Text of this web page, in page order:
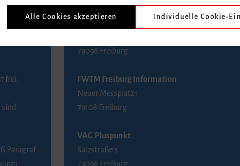
frei.
sind
Paragraf
FWTM Tourist-Information
79098 Freiburg
FWTM Freiburg Information
Neuer Messplatz 1
79108 Freiburg
VAG Pluspunkt
Salzstraße 3
79098 Freiburg
Alle Cookies akzeptieren Individuelle Cookie-